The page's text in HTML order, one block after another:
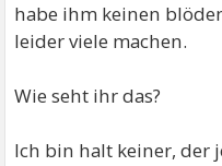
habe ihm keinen
leider viele machen.
Wie seht ihr das?
Ich bin halt keiner, der